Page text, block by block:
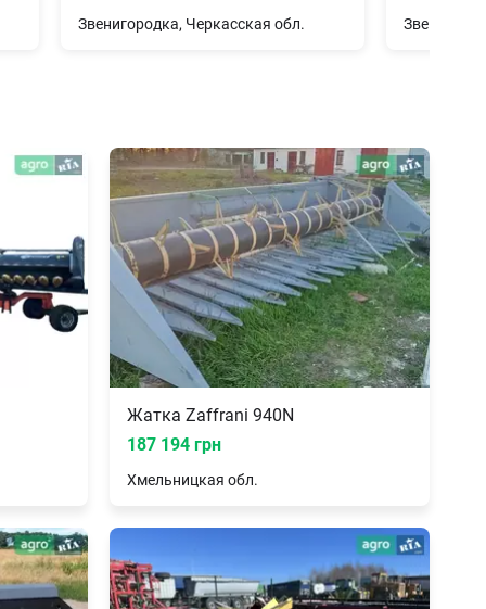
Звенигородка, Черкасская обл.
Жатка Zaffrani 940N
187 194 грн
Хмельницкая обл.